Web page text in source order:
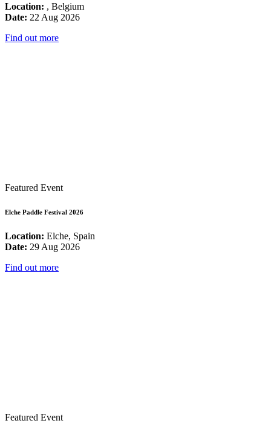
Location: , Belgium
Date: 22 Aug 2026
Find out more
Featured Event
Elche Paddle Festival 2026
Location: Elche, Spain
Date: 29 Aug 2026
Find out more
Featured Event